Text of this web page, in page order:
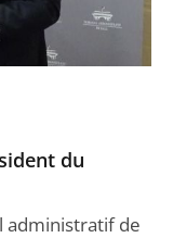
du
administratif de